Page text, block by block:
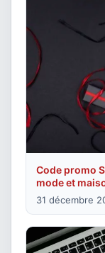
Code promo
mode et
31 décembre